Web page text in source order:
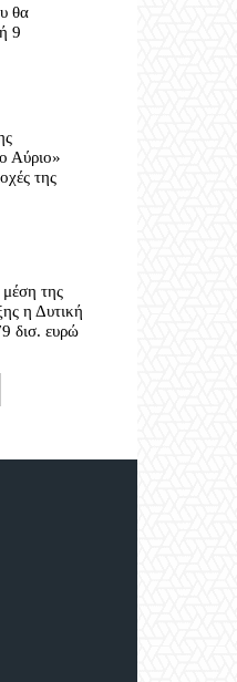
θα
9
Αύριο»
της
της
η Δυτική
δισ. ευρώ